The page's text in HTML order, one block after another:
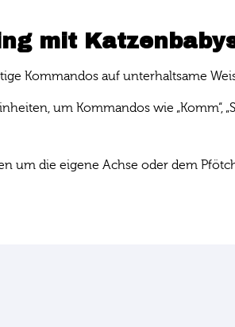
mit
Kommandos auf unterhaltsame
um Kommandos wie „Komm“,
um die eigene Achse oder dem